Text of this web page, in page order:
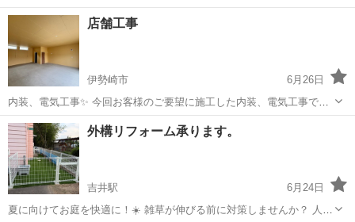
店舗工事
伊勢崎市
6月26日
内装、電気工事✨ 今回お客様のご要望に施工した内装、電気工事でし
た！ 腰壁のでアールとても可愛いらしいですね😆 住宅、店舗、アパー
ト内装全般、現状回復工事 承ります！
群馬 伊勢崎市 その他
外構リフォーム承ります。
吉井駅
6月24日
夏に向けてお庭を快適に！☀️ 雑草が伸びる前に対策しませんか？ 人工